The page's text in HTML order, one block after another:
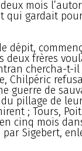
mois
qui gardait
dépit,
deux frères
chercha-t-
Chilpéric refusa
guerre de
pillage de
; Tours,
cinq mois
Sigebert,